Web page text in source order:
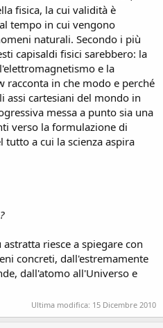
fisica, la cui validità è
tempo in cui vengono
naturali. Secondo i più
capisaldi fisici sarebbero: la
e la
racconta in che modo e perché
assi cartesiani del mondo in
messa a punto sia una
verso la formulazione di
a cui la scienza aspira
riesce a spiegare con
concreti, dall'estremamente
dall'atomo all'Universo e
Ultima modifica: 15 Dicembre 2010